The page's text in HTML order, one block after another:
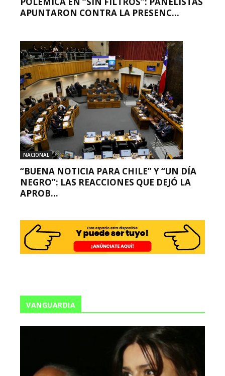
APUNTARON CONTRA LA PRESENC...
NACIONAL
“BUENA NOTICIA PARA CHILE” Y “UN DÍA
NEGRO”: LAS REACCIONES QUE DEJÓ LA
APROB...
VANGUARDIA